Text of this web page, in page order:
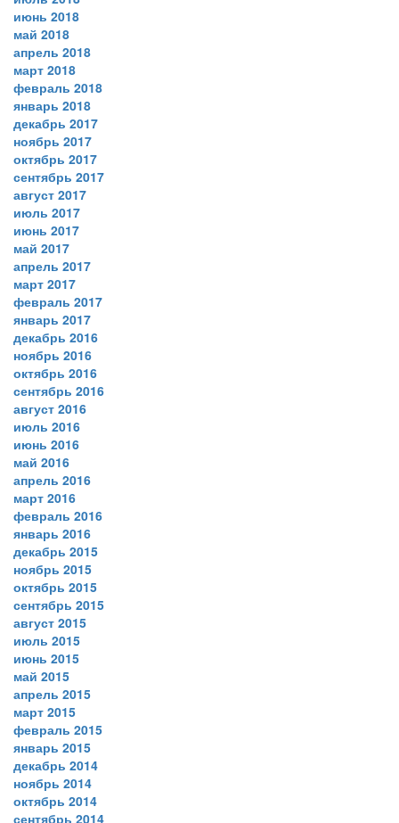
июнь 2018
май 2018
апрель 2018
март 2018
февраль 2018
январь 2018
декабрь 2017
ноябрь 2017
октябрь 2017
сентябрь 2017
август 2017
июль 2017
июнь 2017
май 2017
апрель 2017
март 2017
февраль 2017
январь 2017
декабрь 2016
ноябрь 2016
октябрь 2016
сентябрь 2016
август 2016
июль 2016
июнь 2016
май 2016
апрель 2016
март 2016
февраль 2016
январь 2016
декабрь 2015
ноябрь 2015
октябрь 2015
сентябрь 2015
август 2015
июль 2015
июнь 2015
май 2015
апрель 2015
март 2015
февраль 2015
январь 2015
декабрь 2014
ноябрь 2014
октябрь 2014
сентябрь 2014